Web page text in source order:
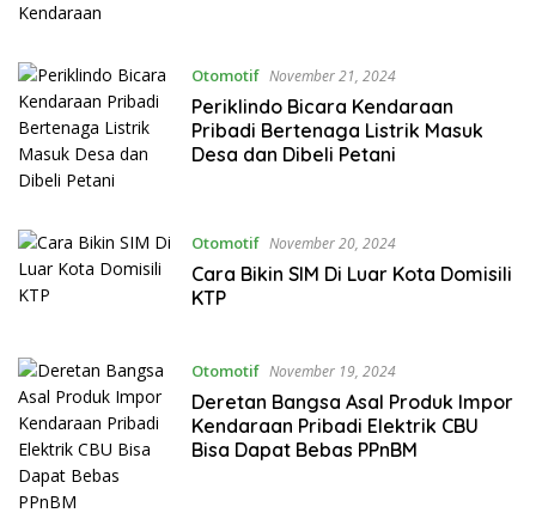
Otomotif November 21, 2024
Periklindo Bicara Kendaraan
Pribadi Bertenaga Listrik Masuk
Desa dan Dibeli Petani
Otomotif November 20, 2024
Cara Bikin SIM Di Luar Kota Domisili
KTP
Otomotif November 19, 2024
Deretan Bangsa Asal Produk Impor
Kendaraan Pribadi Elektrik CBU
Bisa Dapat Bebas PPnBM